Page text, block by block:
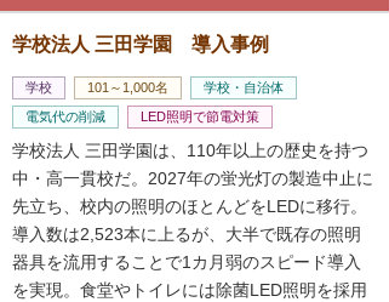
学校法人 三田学園 導入事例
学校 101～1,000名
学校・自治体
電気代の削減
LED照明で節電対策
学校法人 三田学園は、110年以上の歴史を持つ
中・高一貫校だ。2027年の蛍光灯の製造中止に
先立ち、校内の照明のほとんどをLEDに移行。
導入数は2,523本に上るが、大半で既存の照明
器具を流用することで1カ月弱のスピード導入
を実現。食堂やトイレには除菌LED照明を採用